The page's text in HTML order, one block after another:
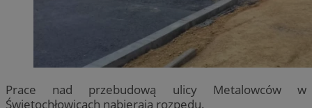
Prace nad przebudową ulicy Metalowców w
Świętochłowicach nabierają rozpędu.